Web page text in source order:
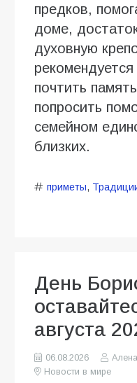
предков,
доме,
духовную
почтить
попросить
семейном
близких.
приметы,
День
августа
06.08.2026
Новости в мире